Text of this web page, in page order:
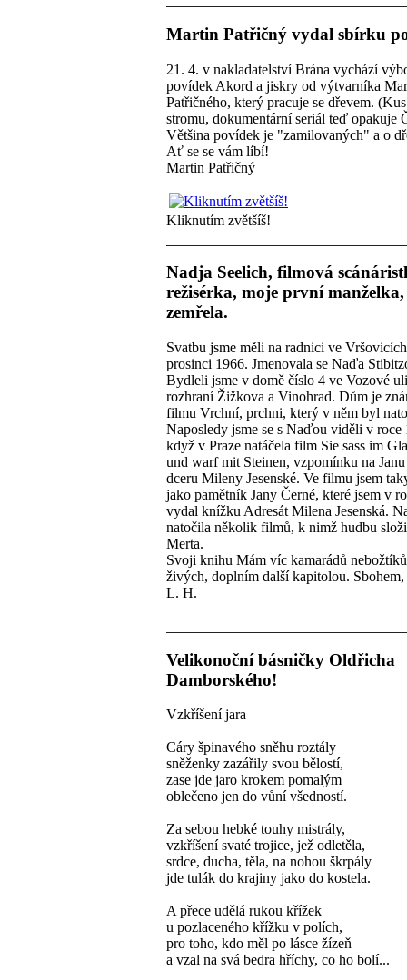
Martin Patřičný vydal sbírku
21. 4. v nakladatelství Brána vychází
povídek Akord a jiskry od výtvarníka
Patřičného, který pracuje se dřevem.
stromu, dokumentární seriál teď opakuje
Většina povídek je "zamilovaných" a o
Ať se se vám líbí!
Martin Patřičný
Kliknutím zvětšíš!
Nadja Seelich, filmová
režisérka, moje první manželka,
zemřela.
Svatbu jsme měli na radnici ve
prosinci 1966. Jmenovala se Naďa
Bydleli jsme v domě číslo 4 ve Vozové
rozhraní Žižkova a Vinohrad. Dům je
filmu Vrchní, prchni, který v něm byl
Naposledy jsme se s Naďou viděli v roce
když v Praze natáčela film Sie sass im
und warf mit Steinen, vzpomínku na
dceru Mileny Jesenské. Ve filmu jsem
jako pamětník Jany Černé, které jsem v
vydal knížku Adresát Milena Jesenská.
natočila několik filmů, k nimž hudbu
Merta.
Svoji knihu Mám víc kamarádů
živých, doplním další kapitolou.
L. H.
Velikonoční básničky Oldřicha
Damborského!
Vzkříšení jara
Cáry špinavého sněhu roztály
sněženky zazářily svou bělostí,
zase jde jaro krokem pomalým
oblečeno jen do vůní všedností.
Za sebou hebké touhy mistrály,
vzkříšení svaté trojice, jež odletěla,
srdce, ducha, těla, na nohou škrpály
jde tulák do krajiny jako do kostela.
A přece udělá rukou křížek
u pozlaceného křížku v polích,
pro toho, kdo měl po lásce žízeň
a vzal na svá bedra hříchy, co ho bolí...